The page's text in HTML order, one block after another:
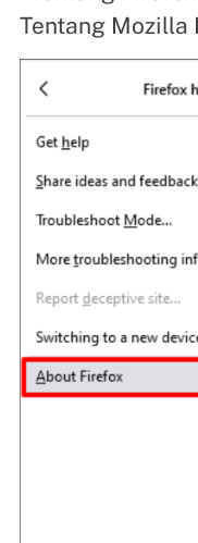
Tentang Mozilla